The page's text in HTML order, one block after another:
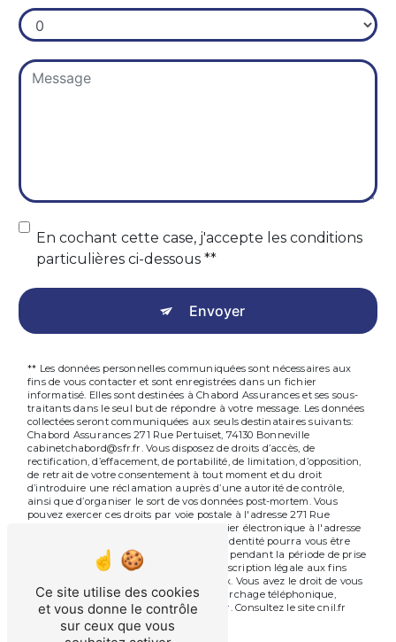
En cochant cette case, j'accepte les conditions
particulières ci-dessous **
Envoyer
** Les données personnelles communiquées sont nécessaires aux
fins de vous contacter et sont enregistrées dans un fichier
informatisé. Elles sont destinées à Chabord Assurances et ses sous-
traitants dans le seul but de répondre à votre message. Les données
collectées seront communiquées aux seuls destinataires suivants:
Chabord Assurances 271 Rue Pertuiset, 74130 Bonneville
cabinetchabord@sfr.fr. Vous disposez de droits d’accès, de
rectification, d’effacement, de portabilité, de limitation, d’opposition,
de retrait de votre consentement à tout moment et du droit
d’introduire une réclamation auprès d’une autorité de contrôle,
ainsi que d’organiser le sort de vos données post-mortem. Vous
pouvez exercer ces droits par voie postale à l'adresse 271 Rue
Pertuiset, 74130 Bonneville ou par courrier électronique à l'adresse
cabinetchabord@sfr.fr. Un justificatif d'identité pourra vous être
demandé. Nous conservons vos données pendant la période de prise
de contact puis pendant la durée de prescription légale aux fins
probatoires et de gestion des contentieux. Vous avez le droit de vous
inscrire sur la liste d'opposition au démarchage téléphonique,
disponible à cette adresse:
Bloctel.gouv.fr. Consultez le site cnil.fr
pour plus d’informations sur vos droits.
Ce site utilise des cookies
et vous donne le contrôle
sur ceux que vous